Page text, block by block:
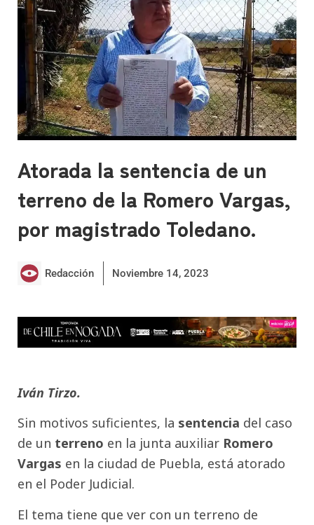
Atorada la sentencia de un
terreno de la Romero Vargas,
por magistrado Toledano.
Redacción Noviembre 14, 2023
Iván Tirzo.
Sin motivos suficientes, la sentencia del caso
de un terreno en la junta auxiliar Romero
Vargas en la ciudad de Puebla, está atorado
en el Poder Judicial.
El tema tiene que ver con un terreno de